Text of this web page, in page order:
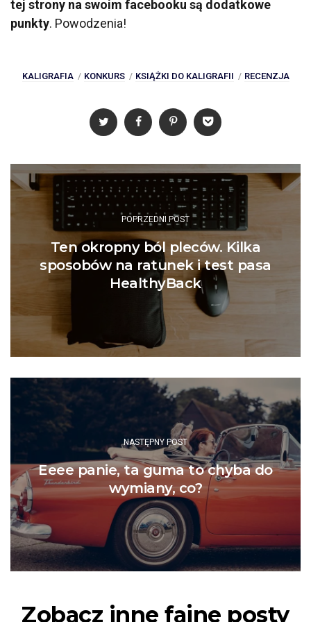
tej strony na swoim facebooku są dodatkowe
punkty. Powodzenia!
KALIGRAFIA KONKURS KSIĄŻKI DO KALIGRAFII RECENZJA
Post
navigation
POPRZEDNI POST
Ten okropny ból pleców. Kilka
sposobów na ratunek i test pasa
HealthyBack
NASTĘPNY POST
Eeee panie, ta guma to chyba do
wymiany, co?
Zobacz inne fajne posty